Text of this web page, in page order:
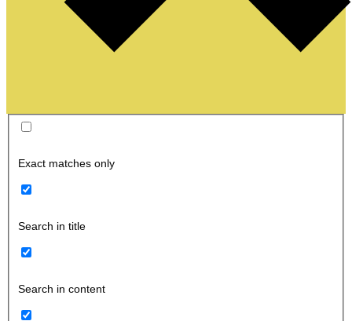
Exact matches only
Search in title
Search in content